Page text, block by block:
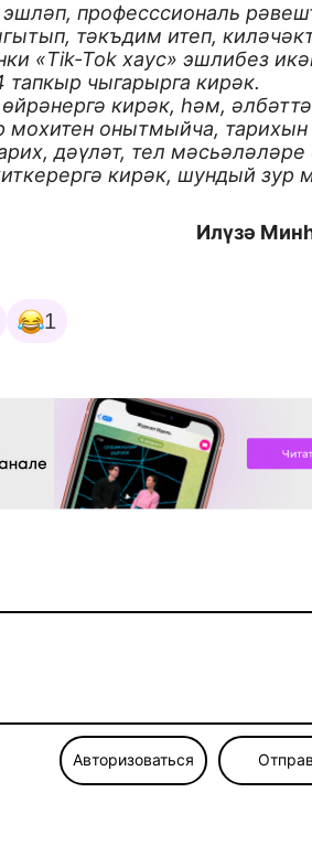
професссиональ
тәкъдим итеп,
«Tik-Tok хаус» эшлибез
чыгарырга кирәк.
кирәк, һәм,
мохитен онытмыйча, тарихын
дәүләт, тел мәсьәләләре
кирәк, шундый зур
Илүзә
1
Авторизоваться